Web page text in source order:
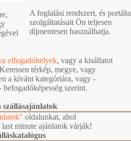
A foglalási rendszert, és
szolgáltatásait Ön teljesen
díjmentesen használhatja.
elfogadóhelyek, vagy a kisállatot
térkép, megye, vagy
a kívánt kategóriára, vagy -
befogadóképesség szerint.
szállásajánlatok
oldalunkat, ahol
minute ajánlatok várják!